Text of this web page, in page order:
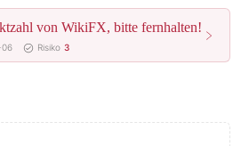
von WikiFX, bitte fernhalten!
06 Risiko 3